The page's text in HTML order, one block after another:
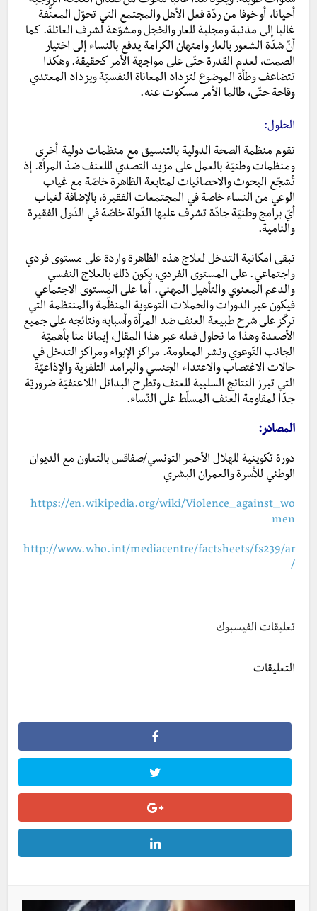
أحيانا، أو خوفا من ردّة فعل الأهل والمجتمع التي تحوّل المعنَّفة
غالبا إلى مذنبة ومجلبة للعار والخجل ومشوّهة لشرف العائلة. كما
أنّ شدّة الشعور بالعار وامتهان الكرامة يدفع بالنساء إلى اختيار
الصمت، لعدم القدرة حتّى على مواجهة الأمر كحقيقة. وهكذا
تتضاعف وطأة الموضوع لتزداد المعاناة النفسيّة ويزداد المعتدي
وقاحة حتّى، طالما الأمر مسكوت عنه.
الحلول:
تقوم منظمة الصحة الدولية بالتنسيق مع منظمات دولية أخرى
ومنظمات وطنيّة بالعمل على مزيد التصدي لللعنف ضدّ المرأة. إذ
تُشجّع البحوث والاحصائيات لمتابعة الظاهرة خاصّة مع غياب
الوعي من النساء خاصة في المجتمعات الفقيرة، بالإضافة لغياب
أيّ برامج وطنيّة جادّة تشرف عليها الدّولة خاصّة في الدّول الفقيرة
والنامية.
تبقى امكانية التدخل لعلاج هذه الظاهرة واردة على مستوى فردي
واجتماعي. على المستوى الفردي، يكون ذلك بالعلاج النفسي
والدعم المعنوي والتأهيل المهني. أما على المستوى الاجتماعي
فيكون عبر الدورات والحملات التوعوية المنظّمة والمنتظمة التي
تركّز على شرح طبيعة العنف ضد المرأة وأسبابه ونتائجه على جميع
الأصعدة وهذا ما نحاول فعله عبر هذا المقال، إيمانا منا بأهميّة
الجانب التّوعوي ونشر المعلومة. مراكز الإيواء ومراكز التدخل في
حالات الاغتصاب والاعتداء الجنسي والبرامد التلفزية والإذاعيّة
التي تبرز النتائج السلبية للعنف وتطرح البدائل اللاعنفيّة ضروريّة
جدّا لمقاومة العنف المسلّط على النّساء.
المصادر:
دورة تكوينية للهلال الأحمر التونسي/صفاقس بالتعاون مع الديوان
الوطني للأسرة والعمران البشري
https://en.wikipedia.org/wiki/Violence_against_wo
men
http://www.who.int/mediacentre/factsheets/fs239/ar
/
تعليقات الفيسبوك
التعليقات